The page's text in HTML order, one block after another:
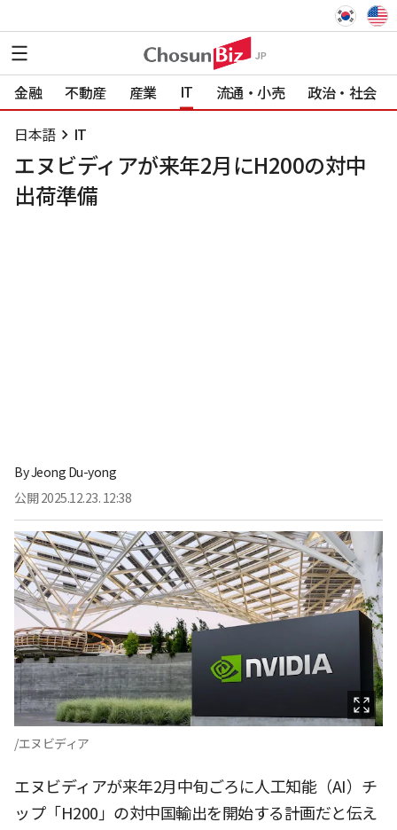
金融 不動産 産業 IT 流通・小売 政治・社会
日本語 IT
エヌビディアが来年2月にH200の対中
出荷準備
ByJeong Du-yong
公開 2025.12.23. 12:38
/エヌビディア
エヌビディアが来年2月中旬ごろに人工知能（AI）チ
ップ「H200」の対中国輸出を開始する計画だと伝え